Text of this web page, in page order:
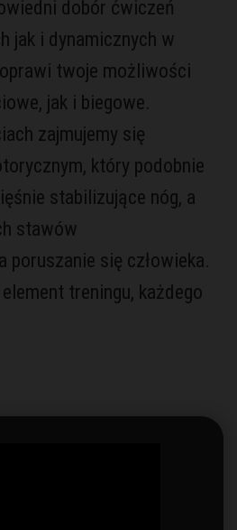
dobór ćwiczeń
jak i dynamicznych w
twoje możliwości
jak i biegowe.
zajmujemy się
który podobnie
stabilizujące nóg, a
stawów
poruszanie się człowieka.
treningu, każdego